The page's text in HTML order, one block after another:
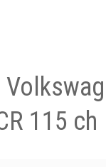
115 ch